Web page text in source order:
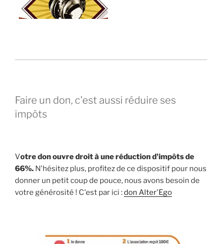
Faire un don, c'est aussi réduire ses
impôts
Votre don ouvre droit à une réduction d'impôts de
66%. N'hésitez plus, profitez de ce dispositif pour nous
donner un petit coup de pouce, nous avons besoin de
votre générosité ! C'est par ici :don Alter'Ego